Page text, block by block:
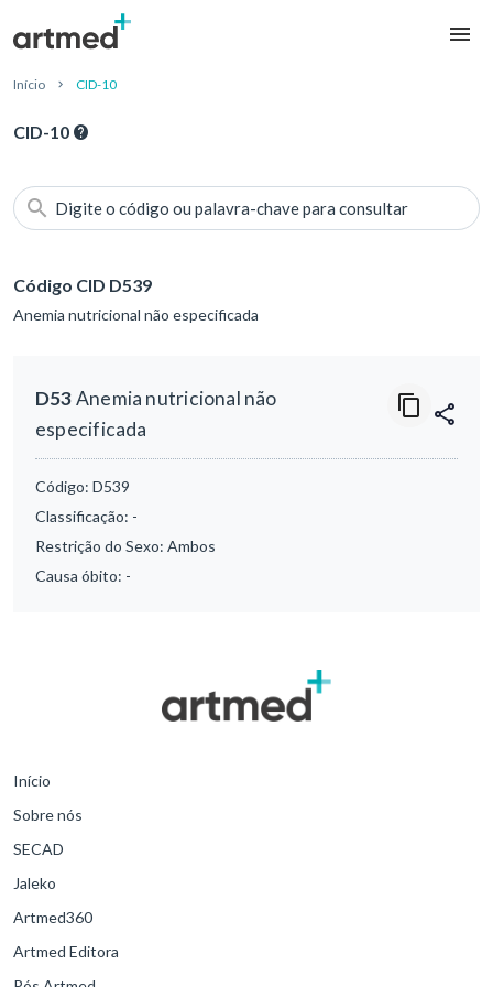
Início CID-10
CID-10
Digite o código ou palavra-chave para consultar
Código CID D539
Anemia nutricional não especificada
D53Anemia nutricional não
especificada
Código: D539
Classificação: -
Restrição do Sexo: Ambos
Causa óbito: -
Início
Sobre nós
SECAD
Jaleko
Artmed360
Artmed Editora